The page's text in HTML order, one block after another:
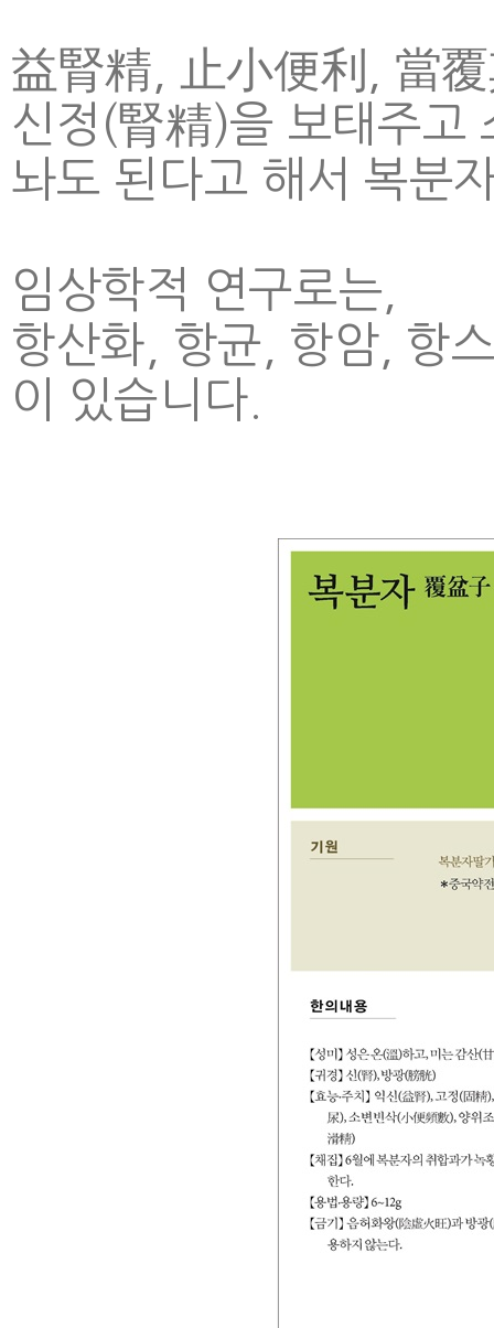
益腎精, 止小便利, 當覆
신정(腎精)을 보태주고
놔도 된다고 해서 복분
임상학적 연구로는,
항산화, 항균, 항암, 항
이 있습니다.